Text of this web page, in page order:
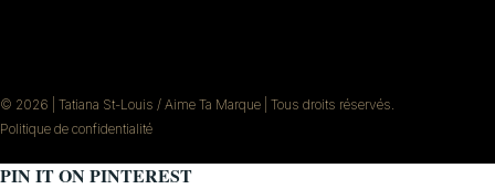
© 2026 | Tatiana St-Louis / Aime Ta Marque | Tous droits réservés.
Politique de confidentialité
PIN IT ON PINTEREST